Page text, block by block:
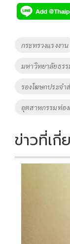
e
b
o
o
k
tt
er
Tags
กระทรวงแรงงาน
มหาวิทยาลัยธร
รองโฆษกประจ
อุตสาหกรรมท่อง
ข่าวที่เกี่